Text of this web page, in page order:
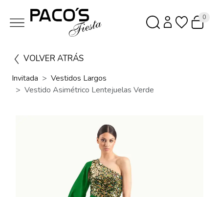
0
VOLVER ATRÁS
Invitada
Vestidos Largos
Vestido Asimétrico Lentejuelas Verde